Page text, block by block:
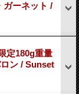
ーネット /
定180g重量
ン / Sunset